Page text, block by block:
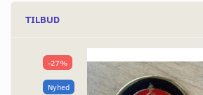
TILBUD
-27%
Nyhed